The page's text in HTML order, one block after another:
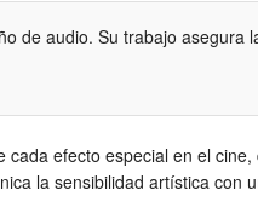
de audio. Su trabajo asegura
efecto especial en el
la sensibilidad artística con